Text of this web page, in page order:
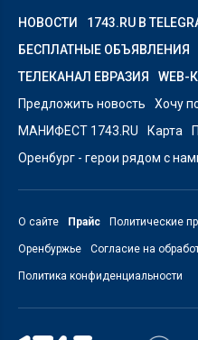
НОВОСТИ
1743.RU В
БЕСПЛАТНЫЕ ОБЪЯВЛЕНИЯ
ТЕЛЕКАНАЛ ЕВРАЗИЯ
WEB-
Предложить новость
Хочу
МАНИФЕСТ 1743.RU
Карта
Оренбург - герои рядом с
О сайте Прайс Политические
Оренбуржье Согласие на
Политика конфиденциальности